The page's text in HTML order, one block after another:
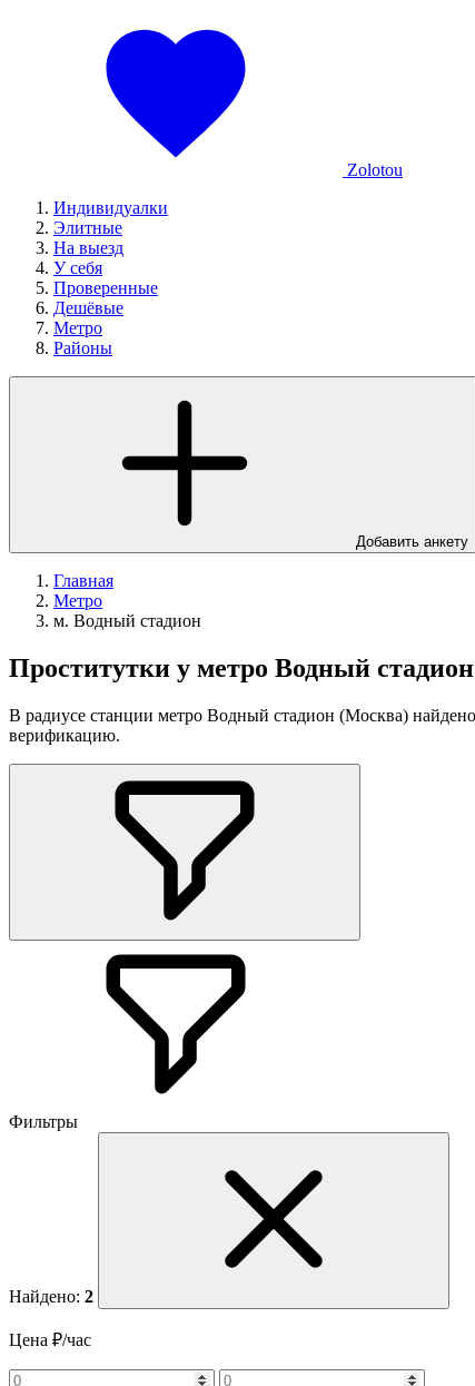
Zolotou
Индивидуалки
Элитные
На выезд
У себя
Проверенные
Дешёвые
Метро
Районы
Добавить анкету
Главная
Метро
м. Водный стадион
Проститутки у метро Водный стадион
В радиусе станции метро Водный стадион (Москва)
верификацию.
Фильтры
Найдено: 2
Цена ₽/час